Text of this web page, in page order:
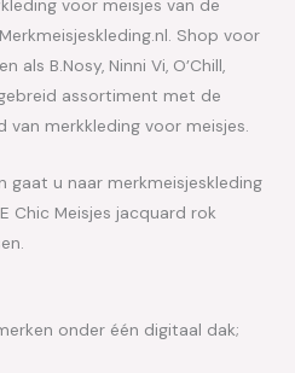
voor meisjes van de
Shop voor
als B.Nosy, Ninni Vi, O’Chill,
assortiment met de
merkkleding voor meisjes.
gaat u naar merkmeisjeskleding
Chic Meisjes jacquard rok
onder één digitaal dak;